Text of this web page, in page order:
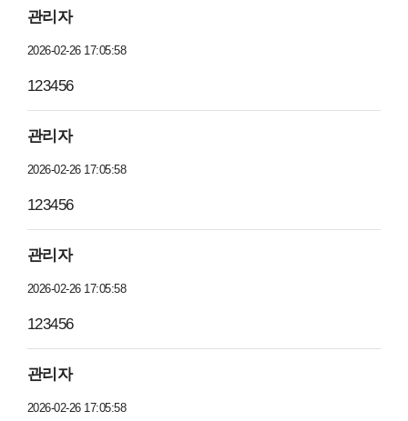
관리자
2026-02-26 17:05:58
123456
관리자
2026-02-26 17:05:58
123456
관리자
2026-02-26 17:05:58
123456
관리자
2026-02-26 17:05:58